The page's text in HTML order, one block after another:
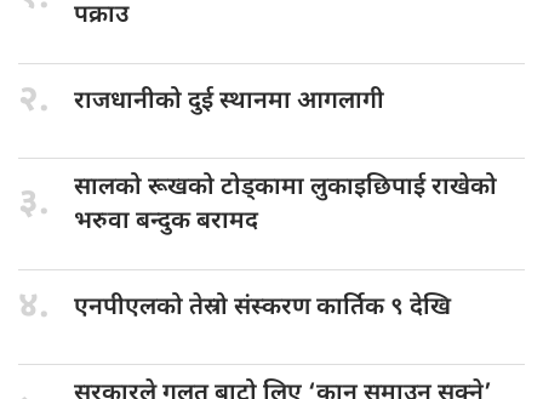
पक्राउ
२. राजधानीको दुईस्थानमा आगलागी
३. सालको रूखकोटोड्कामा लुकाइछिपाई राखेको
भरुवा बन्दुक बरामद
४. एनपीएलको तेस्रोसंस्करण कार्तिक ९ देखि